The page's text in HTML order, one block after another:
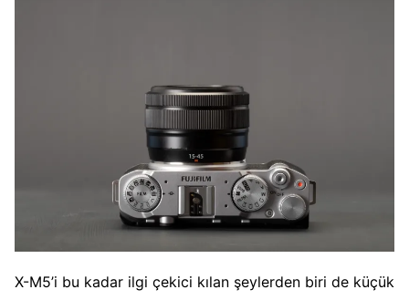
X-M5’i bu kadar ilgi çekici kılan şeylerden biri de küçük